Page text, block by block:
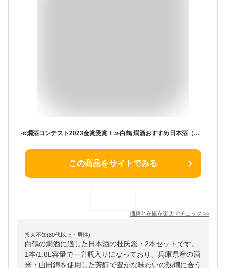
≪燗酒コンテスト2023金賞受賞！≫白鶴 燗酒おすすめ日本酒（杜氏鑑1.8L瓶×2本） お酒 ギフト 贈り物 プレゼント 日本酒 清酒 灘の酒 熱燗 燗酒 ギフトセット 大容量 一升瓶 まとめ買い 贈答用 お祝い バースデー お誕生日 記念日 【 送料無料 】
この商品をサイトでみる
価格と在庫を楽天でチェック >>
投人不知(80代以上・男性)
白鶴の燗酒に適した日本酒の杜氏鑑・2本セットです。
1本/1.8L容量で一升瓶入りになっており、兵庫県産の酒
米・山田錦を使用した芳醇で豊かな味わいの熱燗に合う